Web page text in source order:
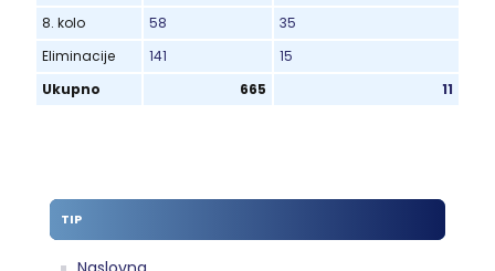
8. kolo
58
35
Eliminacije
141
15
Ukupno
665 11
TIP